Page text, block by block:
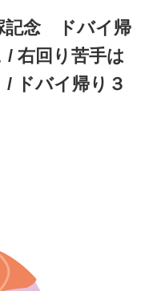
記念 ドバイ帰
/ 右回り苦手は
ドバイ帰り３